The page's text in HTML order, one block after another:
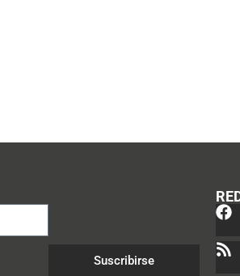
Suscribirse